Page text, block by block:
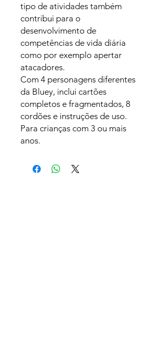
tipo de atividades também
contribui para o
desenvolvimento de
competências de vida diária
como por exemplo apertar
atacadores.
Com 4 personagens diferentes
da Bluey, inclui cartões
completos e fragmentados, 8
cordões e instruções de uso.
Para crianças com 3 ou mais
anos.